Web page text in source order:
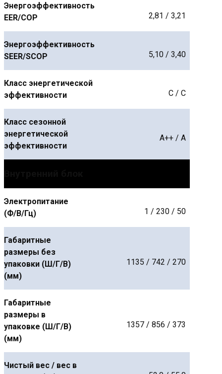
Энергоэффективность
EER/COP
2,81 / 3,21
Энергоэффективность
SEER/SCOP
5,10 / 3,40
Класс энергетической
эффективности
C / C
Класс сезонной
энергетической
эффективности
A++ / A
Электропитание
(Ф/В/Гц)
1 / 230 / 50
Габаритные
размеры без
упаковки (Ш/Г/В)
(мм)
1135 / 742 / 270
Габаритные
размеры в
упаковке (Ш/Г/В)
(мм)
1357 / 856 / 373
Чистый вес / вес в